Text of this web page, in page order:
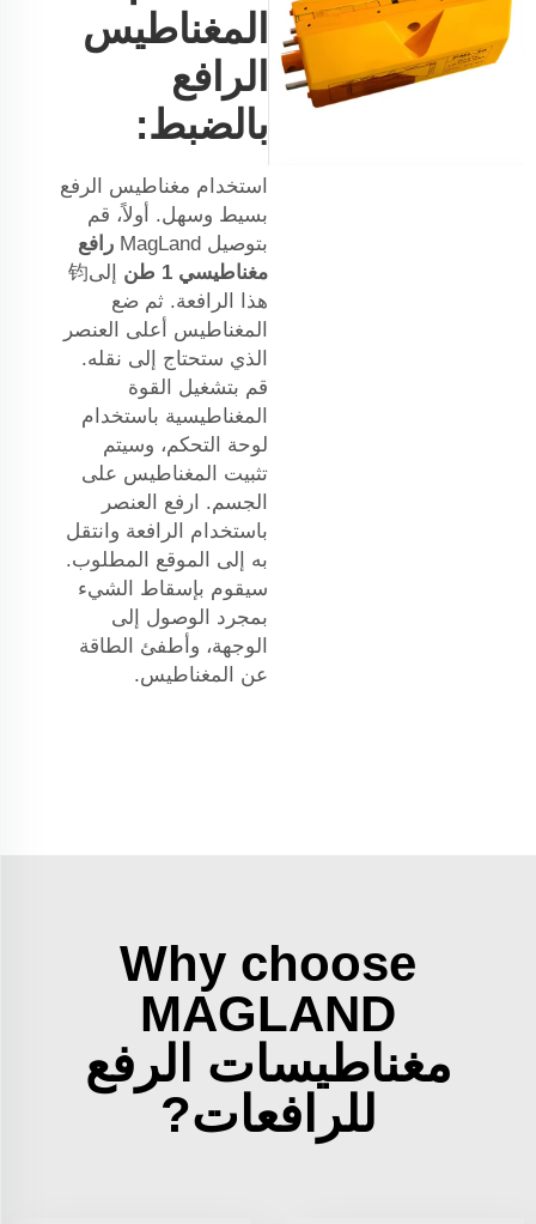
المغناطيس
الرافع
بالضبط:
استخدام مغناطيس الرفع
بسيط وسهل. أولاً، قم
بتوصيل MagLand
رافع
مغناطيسي 1 طن
إلى钧
هذا الرافعة. ثم ضع
المغناطيس أعلى العنصر
الذي ستحتاج إلى نقله.
قم بتشغيل القوة
المغناطيسية باستخدام
لوحة التحكم، وسيتم
تثبيت المغناطيس على
الجسم. ارفع العنصر
باستخدام الرافعة وانتقل
به إلى الموقع المطلوب.
سيقوم بإسقاط الشيء
بمجرد الوصول إلى
الوجهة، وأطفئ الطاقة
عن المغناطيس.
Why choose
MAGLAND
مغناطيسات الرفع
للرافعات?